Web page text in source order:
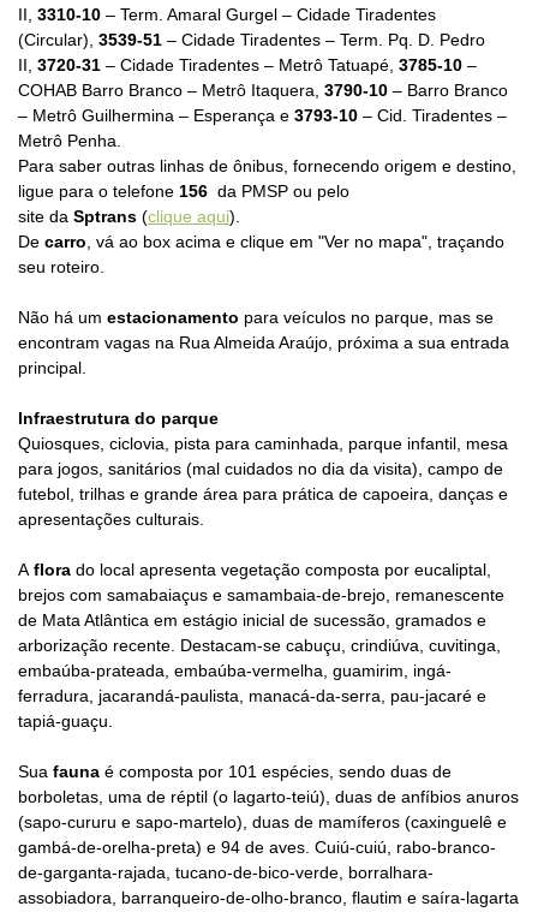
II, 3310-10 – Term. Amaral Gurgel – Cidade Tiradentes
(Circular), 3539-51 – Cidade Tiradentes – Term. Pq. D. Pedro
II, 3720-31 – Cidade Tiradentes – Metrô Tatuapé, 3785-10 –
COHAB Barro Branco – Metrô Itaquera, 3790-10 – Barro Branco
– Metrô Guilhermina – Esperança e 3793-10 – Cid. Tiradentes –
Metrô Penha.
Para saber outras linhas de ônibus, fornecendo origem e destino,
ligue para o telefone 156 da PMSP ou pelo
site da Sptrans (clique aqui).
De carro , vá ao box acima e clique em "Ver no mapa", traçando
seu roteiro.
Não há um estacionamento para veículos no parque, mas se
encontram vagas na Rua Almeida Araújo, próxima a sua entrada
principal.
Infraestrutura do parque
Quiosques, ciclovia, pista para caminhada, parque infantil, mesa
para jogos, sanitários (mal cuidados no dia da visita), campo de
futebol, trilhas e grande área para prática de capoeira, danças e
apresentações culturais.
A flora do local apresenta vegetação composta por eucaliptal,
brejos com samabaiaçus e samambaia-de-brejo, remanescente
de Mata Atlântica em estágio inicial de sucessão, gramados e
arborização recente. Destacam-se cabuçu, crindiúva, cuvitinga,
embaúba-prateada, embaúba-vermelha, guamirim, ingá-
ferradura, jacarandá-paulista, manacá-da-serra, pau-jacaré e
tapiá-guaçu.
Sua fauna é composta por 101 espécies, sendo duas de
borboletas, uma de réptil (o lagarto-teiú), duas de anfíbios anuros
(sapo-cururu e sapo-martelo), duas de mamíferos (caxinguelê e
gambá-de-orelha-preta) e 94 de aves. Cuiú-cuiú, rabo-branco-
de-garganta-rajada, tucano-de-bico-verde, borralhara-
assobiadora, barranqueiro-de-olho-branco, flautim e saíra-lagarta